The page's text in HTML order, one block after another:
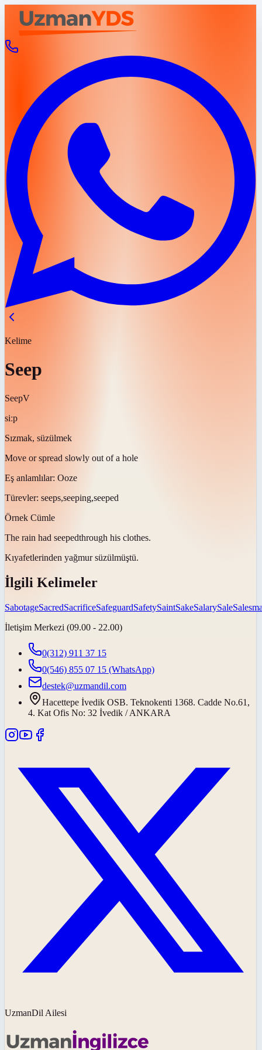
Kelime
Seep
SeepV
siːp
Sızmak, süzülmek
Move or spread slowly out of a hole
Eş anlamlılar: Ooze
Türevler: seeps,seeping,seeped
Örnek Cümle
The rain had seepedthrough his clothes.
Kıyafetlerinden yağmur süzülmüştü.
İlgili Kelimeler
SabotageSacredSacrificeSafeguardSafetySaintSakeSalarySale
İletişim Merkezi (09.00 - 22.00)
0(312) 911 37 15
0(546) 855 07 15 (WhatsApp)
destek@uzmandil.com
Hacettepe İvedik OSB. Teknokenti 1368. Cadde No.61,
4. Kat Ofis No: 32 İvedik / ANKARA
UzmanDil Ailesi